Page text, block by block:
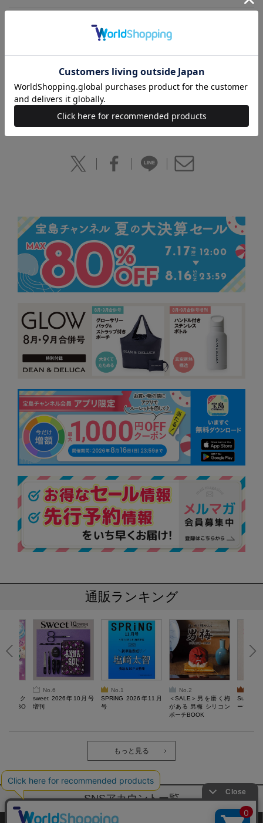
雑誌：12166-12
※誌面内容はotona MUSE12月号とほぼ同じですが、一部
掲載していない記事があります
※デザイン・仕様は変更になる場合があります
通販ランキング
るスク
ぷにBO
No.6
sweet 2026年10月号
増刊
No.1
SPRiNG 2026年11月
号
No.2
＜SALE＞男を磨く梅
がある 男梅 シリコン
ポーチBOOK
ーツチャ
もっと見る
SNSアカウントー覧